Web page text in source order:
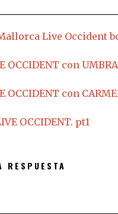
Live Occident
OCCIDENT con
OCCIDENT con
OCCIDENT. pt1
RESPUESTA